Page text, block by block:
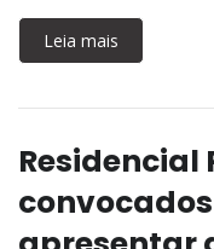
Leia mais
Residencial